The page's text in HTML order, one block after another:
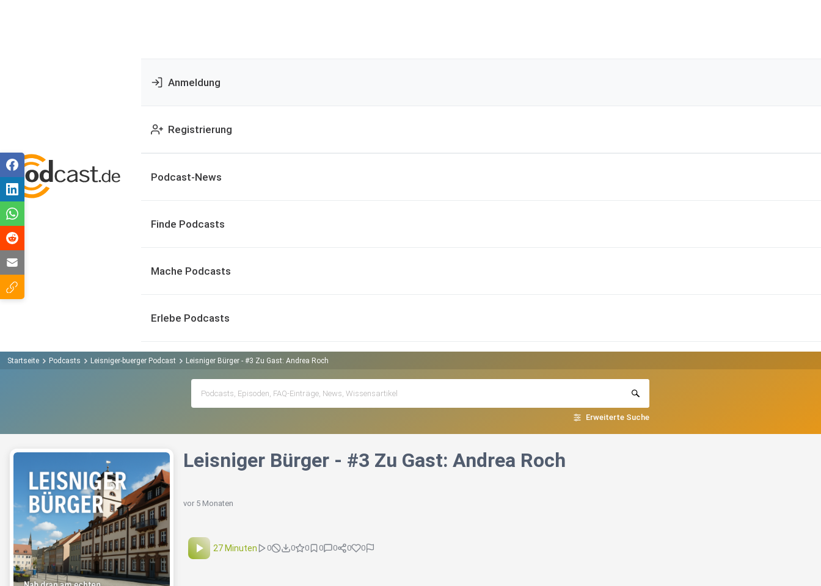
Anmeldung
Registrierung
Podcast-News
Finde Podcasts
Mache Podcasts
Erlebe Podcasts
Startseite Podcasts Leisniger-buerger Podcast Leisniger Bürger - #3 Zu Gast: Andrea Roch
Erweiterte Suche
Leisniger Bürger - #3 Zu Gast: Andrea Roch
vor 5 Monaten
27 Minuten 0 0 0 0 0 0 0